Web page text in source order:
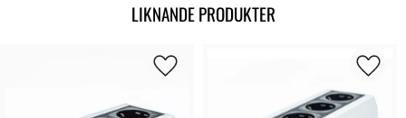
LIKNANDE PRODUKTER